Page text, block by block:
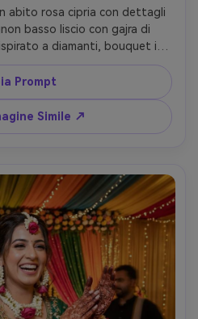
abito rosa cipria con dettagli
basso liscio con gajra di
a diamanti, bouquet in
ballo di lusso con lampadari
scattata con Nikon Z8, 85mm
ambientale, fuoco nitido,
sposa moderno editoriale,
soft --ar 4:5
Prompt
Simile ↗